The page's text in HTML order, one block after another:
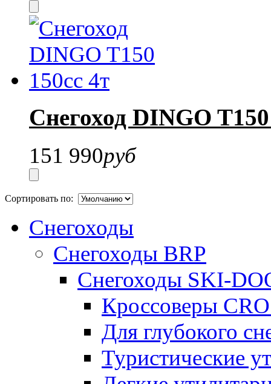
Снегоход DINGO T150
151 990руб
Сортировать по:
Снегоходы
Снегоходы BRP
Снегоходы SKI-
Кроссоверы
Для глубокого
Туристические